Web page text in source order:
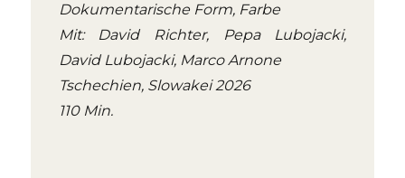
Dokumentarische Form, Farbe
Mit: David Richter, Pepa Lubojacki,
David Lubojacki, Marco Arnone
Tschechien, Slowakei 2026
110 Min.